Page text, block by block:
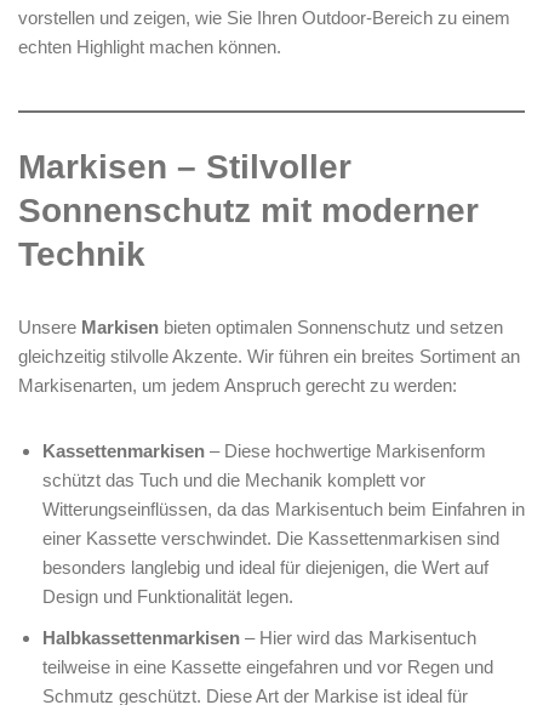
vorstellen und zeigen, wie Sie Ihren Outdoor-Bereich zu einem
echten Highlight machen können.
Markisen – Stilvoller
Sonnenschutz mit moderner
Technik
Unsere Markisen bieten optimalen Sonnenschutz und setzen
gleichzeitig stilvolle Akzente. Wir führen ein breites Sortiment an
Markisenarten, um jedem Anspruch gerecht zu werden:
Kassettenmarkisen – Diese hochwertige Markisenform
schützt das Tuch und die Mechanik komplett vor
Witterungseinflüssen, da das Markisentuch beim Einfahren in
einer Kassette verschwindet. Die Kassettenmarkisen sind
besonders langlebig und ideal für diejenigen, die Wert auf
Design und Funktionalität legen.
Halbkassettenmarkisen – Hier wird das Markisentuch
teilweise in eine Kassette eingefahren und vor Regen und
Schmutz geschützt. Diese Art der Markise ist ideal für